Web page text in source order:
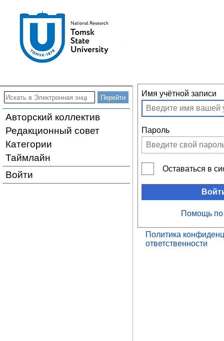
Авторский коллектив
Редакционный совет
Категории
Таймлайн
Войти
Имя учётной записи
Пароль
Оставаться в
Помощь по
Политика
ответственности